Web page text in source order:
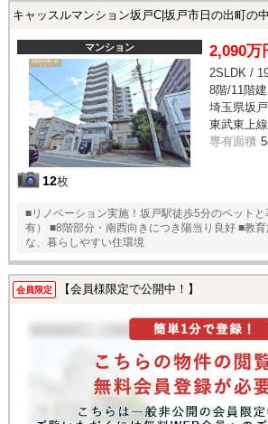
キャッスルマンション坂戸C|坂戸市日の出町の
マンション
12枚
2,090万
2SLDK /
8階/11階建
埼玉県坂
東武東上
専有面積
■リノベーション実施！坂戸駅徒歩5分のペット
有） ■8階部分・南西向きにつき陽当り良好 ■教
な、暮らしやすい住環境
会員限定 【会員様限定で公開中！】